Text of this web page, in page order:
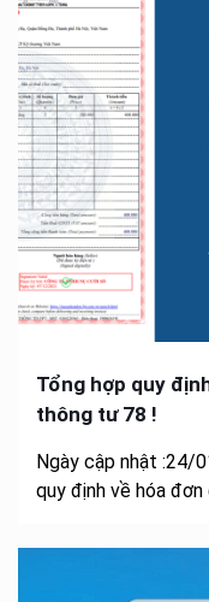
Tổng hợp quy
thông tư 78 !
Ngày cập nhật :24/
quy định về hóa